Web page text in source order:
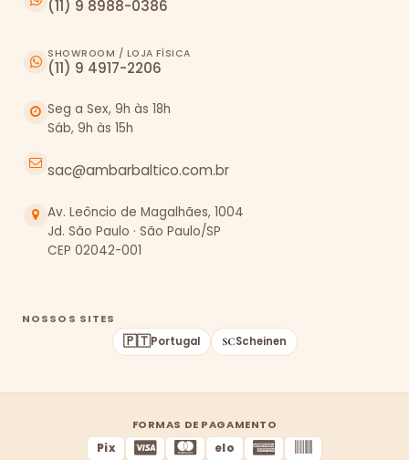
(11) 9 8988-0386
SHOWROOM / LOJA FÍSICA
(11) 9 4917-2206
Seg a Sex, 9h às 18h
Sáb, 9h às 15h
sac@ambarbaltico.com.br
Av. Leôncio de Magalhães, 1004
Jd. São Paulo · São Paulo/SP
CEP 02042-001
NOSSOS SITES
🇵🇹Portugal Scheinen
FORMAS DE PAGAMENTO
Pix
elo